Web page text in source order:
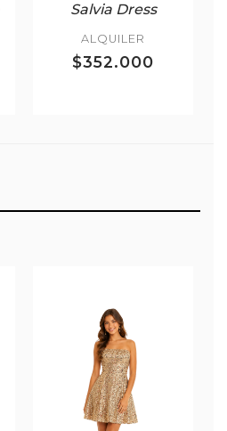
Salvia Dress
ALQUILER
$352.000